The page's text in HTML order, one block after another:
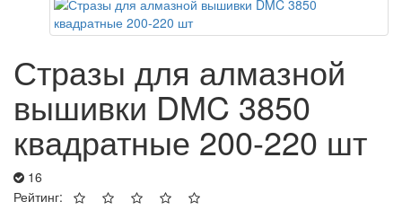
Стразы для алмазной
вышивки DMC 3850
квадратные 200-220 шт
16
Рейтинг: